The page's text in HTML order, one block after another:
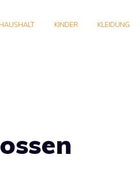
HAUSHALT KINDER KLEIDUNG